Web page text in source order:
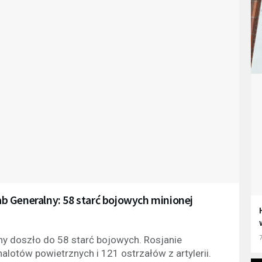
Generalny: 58 starć bojowych minionej
doszło do 58 starć bojowych. Rosjanie
powietrznych i 121 ostrzałów z artylerii.